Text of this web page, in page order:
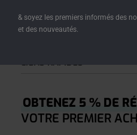
représente.
LIENS RAPIDES
Accueil
Â Propos
OBTENEZ 5 % DE
VOTRE PREMIER
& soyez les premiers informés des
et des nouveautés.